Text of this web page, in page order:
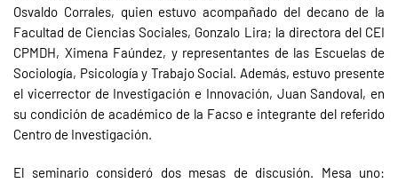
Osvaldo Corrales, quien estuvo acompañado del decano de la
Facultad de Ciencias Sociales, Gonzalo Lira; la directora del CEI
CPMDH, Ximena Faúndez, y representantes de las Escuelas de
Sociología, Psicología y Trabajo Social. Además, estuvo presente
el vicerrector de Investigación e Innovación, Juan Sandoval, en
su condición de académico de la Facso e integrante del referido
Centro de Investigación.
El seminario consideró dos mesas de discusión. Mesa uno: